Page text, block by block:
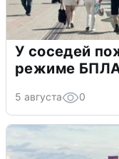
У соседей
режиме
5 августа 0